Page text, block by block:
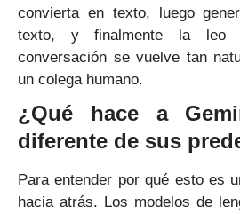
convierta en texto, luego
texto, y finalmente la leo
conversación se vuelve tan
un colega humano.
¿Qué hace a
diferente de sus
Para entender por qué esto es
hacia atrás. Los modelos de